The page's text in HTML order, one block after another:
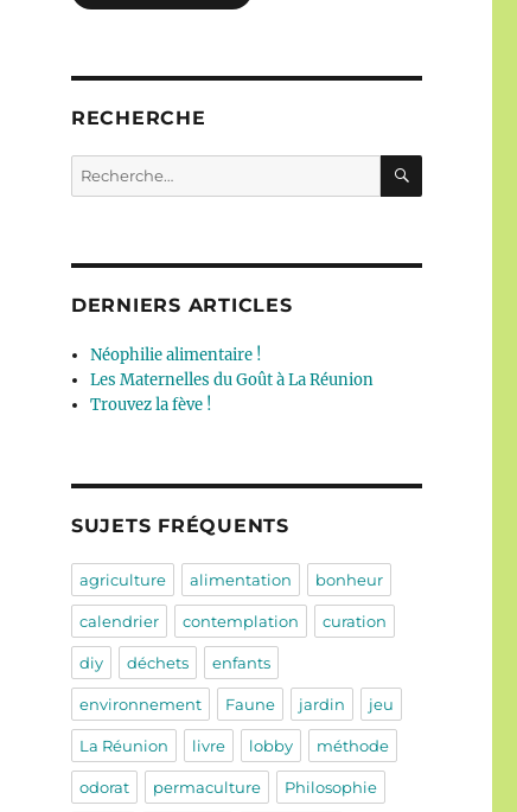
RECHERCHE
Recherche
pour :
DERNIERS ARTICLES
Néophilie alimentaire !
Les Maternelles du Goût à La Réunion
Trouvez la fève !
SUJETS FRÉQUENTS
agriculture alimentation bonheur
calendrier contemplation curation
diy déchets enfants
environnement Faune jardin jeu
La Réunion livre lobby méthode
odorat permaculture Philosophie